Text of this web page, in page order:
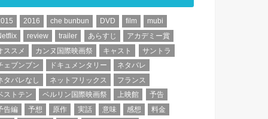
2016 che bunbun DVD film
mubi
review trailer あらすじ
アカデミー賞
ススメ
カンヌ国際映画祭 キャスト
サントラ
ェブンブン
ドキュメンタリー
ネタバレ
タバレなし
ネットフリックス
フランス
ストテン
ベルリン国際映画祭 上映館
予告
告編
予想 原作 実話 意味 感想
料金